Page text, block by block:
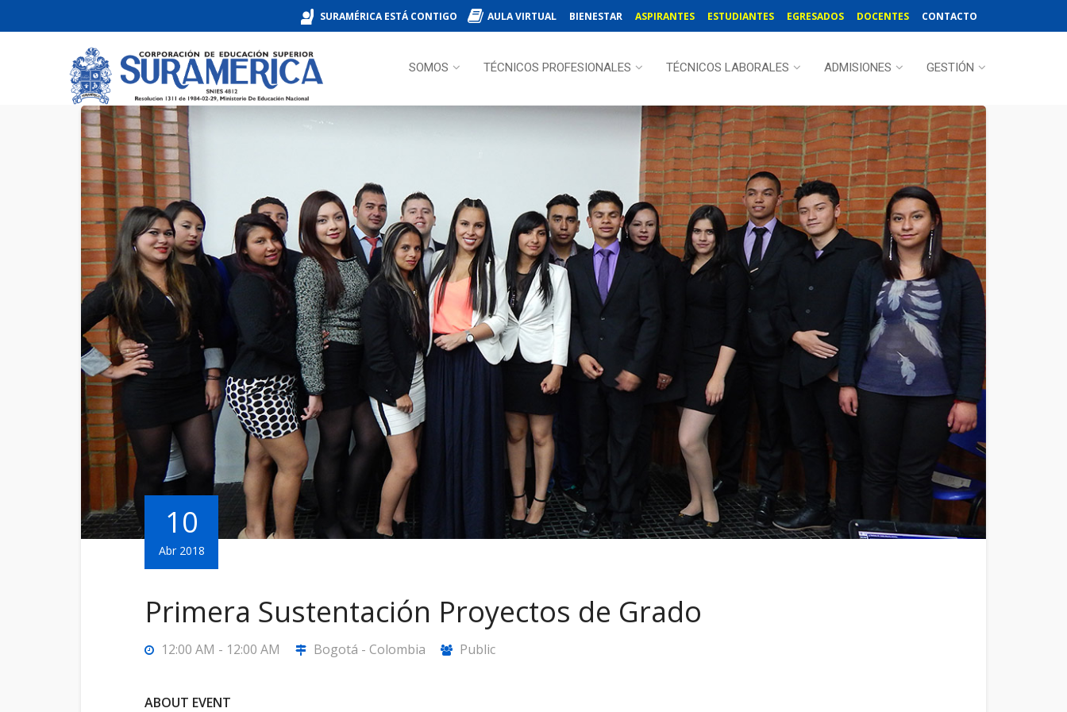
SURAMÉRICA ESTÁ CONTIGO AULA VIRTUAL BIENESTAR ASPIRANTES ESTUDIANTES EGRESADOS DOCENTES CONTACTO
SOMOS TÉCNICOS PROFESIONALES TÉCNICOS LABORALES ADMISIONES GESTIÓN
10
Abr 2018
Primera Sustentación Proyectos de Grado
12:00 AM - 12:00 AM Bogotá - Colombia Public
ABOUT EVENT